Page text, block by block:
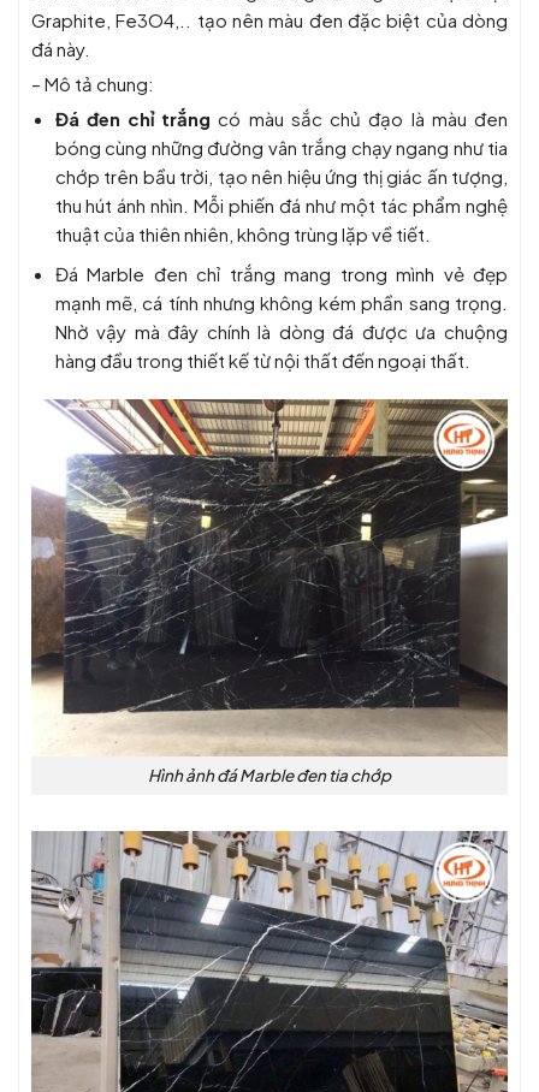
Graphite, Fe3O4,.. tạo nên màu đen đặc biệt của dòng
đá này.
– Mô tả chung:
Đá đen chỉ trắng có màu sắc chủ đạo là màu đen
bóng cùng những đường vân trắng chạy ngang như tia
chớp trên bầu trời, tạo nên hiệu ứng thị giác ấn tượng,
thu hút ánh nhìn. Mỗi phiến đá như một tác phẩm nghệ
thuật của thiên nhiên, không trùng lặp về tiết.
Đá Marble đen chỉ trắng mang trong mình vẻ đẹp
mạnh mẽ, cá tính nhưng không kém phần sang trọng.
Nhờ vậy mà đây chính là dòng đá được ưa chuộng
hàng đầu trong thiết kế từ nội thất đến ngoại thất.
Hình ảnh đá Marble đen tia chớp